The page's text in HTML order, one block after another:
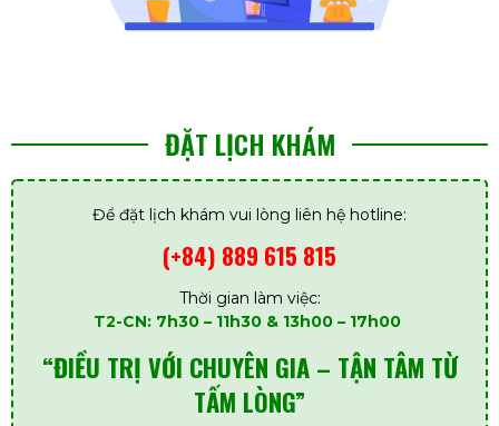
ĐẶT LỊCH KHÁM
Để đặt lịch khám vui lòng liên hệ hotline:
(+84) 889 615 815
Thời gian làm việc:
T2-CN: 7h30 – 11h30 & 13h00 – 17h00
“ĐIỀU TRỊ VỚI CHUYÊN GIA – TẬN TÂM TỪ
TẤM LÒNG”